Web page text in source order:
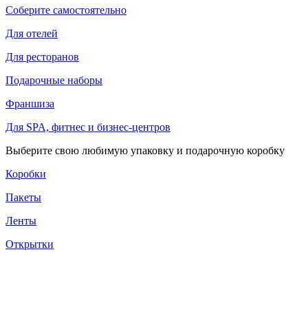
Соберите самостоятельно
Для отелей
Для ресторанов
Подарочные наборы
Франшиза
Для SPA, фитнес и бизнес-центров
Выберите свою любимую упаковку и подарочную коробку
Коробки
Пакеты
Ленты
Открытки